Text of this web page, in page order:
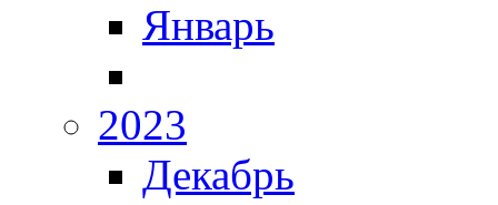
Январь
2023
Декабрь